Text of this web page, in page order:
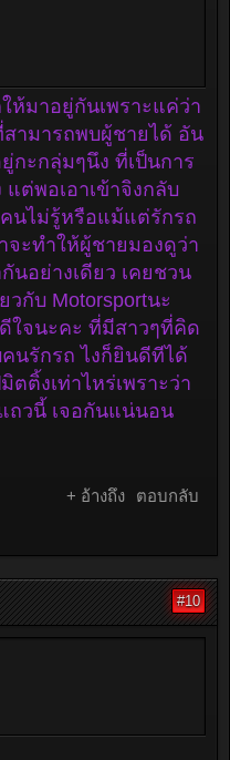
ห้มาอยู่กันเพราะแค่ว่า
สามารถพบผู้ชายได้ อัน
กะกลุ่มๆนึง ที่เป็นการ
ต่พอเอาเข้าจิงกลับ
นไม่รู้หรือแม้แต่รักรถ
จะทำให้ผู้ชายมองดูว่า
นอย่างเดียว เคยชวน
กับ Motorsportนะ
ใจนะคะ ที่มีสาวๆที่คิด
นรักรถ ไงก็ยินดีทีได้
ติ้งเท่าไหร่เพราะว่า
ถวนี้ เจอกันแน่นอน
+ อ้างถึง ตอบกลับ
#10